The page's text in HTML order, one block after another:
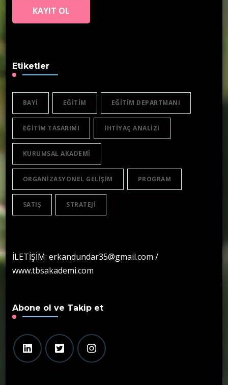
Etiketler
BAYI EĞITIM EĞITIM DEPARTMANI
EĞITIM TASARIMI IHTIYAÇ ANALIZI
KURUMSAL AKADEMI
ORGANIZASYONEL GELIŞIM PROGRAM
SATIŞ STRATEJI
İLETİŞİM: erkandundar35@gmail.com /
www.tbsakademi.com
Abone ol ve Takip et